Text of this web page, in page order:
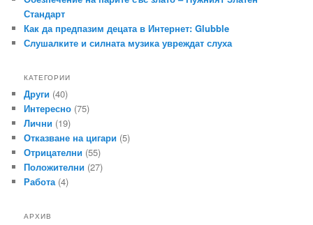
Стандарт
Как да предпазим децата в Интернет: Glubble
Слушалките и силната музика увреждат слуха
КАТЕГОРИИ
Други (40)
Интересно (75)
Лични (19)
Отказване на цигари (5)
Отрицателни (55)
Положителни (27)
Работа(4)
АРХИВ